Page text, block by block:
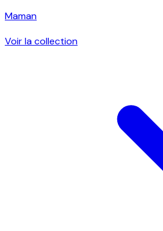
Maman
Voir la collection